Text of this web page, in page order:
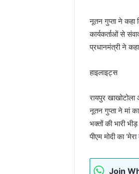
नूतन गुप्ता ने कहा
कार्यकर्ताओं से
प्रधानमंत्री ने
हाइलाइट्स
रायपुर
नूतन गुप्ता ने मां
भक्तों की भारी
पीएम मोदी का
Join